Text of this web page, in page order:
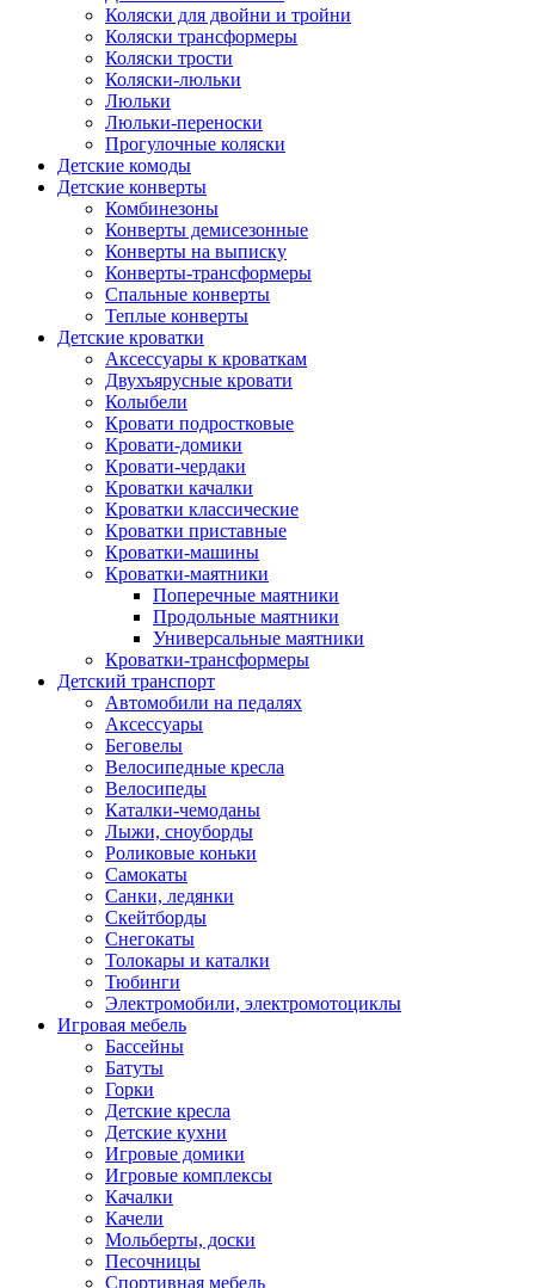
Коляски для двойни и тройни
Коляски трансформеры
Коляски трости
Коляски-люльки
Люльки
Люльки-переноски
Прогулочные коляски
Детские комоды
Детские конверты
Комбинезоны
Конверты демисезонные
Конверты на выписку
Конверты-трансформеры
Спальные конверты
Теплые конверты
Детские кроватки
Аксессуары к кроваткам
Двухъярусные кровати
Колыбели
Кровати подростковые
Кровати-домики
Кровати-чердаки
Кроватки качалки
Кроватки классические
Кроватки приставные
Кроватки-машины
Кроватки-маятники
Поперечные маятники
Продольные маятники
Универсальные маятники
Кроватки-трансформеры
Детский транспорт
Автомобили на педалях
Аксессуары
Беговелы
Велосипедные кресла
Велосипеды
Каталки-чемоданы
Лыжи, сноуборды
Роликовые коньки
Самокаты
Санки, ледянки
Скейтборды
Снегокаты
Толокары и каталки
Тюбинги
Электромобили, электромотоциклы
Игровая мебель
Бассейны
Батуты
Горки
Детские кресла
Детские кухни
Игровые домики
Игровые комплексы
Качалки
Качели
Мольберты, доски
Песочницы
Спортивная мебель